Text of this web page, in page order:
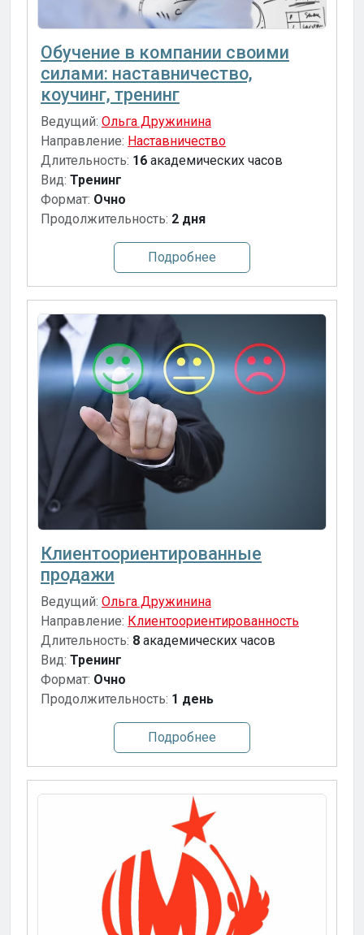
Обучение в компании своими
силами: наставничество,
коучинг, тренинг
Ведущий: Ольга Дружинина
Направление: Наставничество
Длительность: 16 академических часов
Вид: Тренинг
Формат: Очно
Продолжительность: 2 дня
Подробнее
Клиентоориентированные
продажи
Ведущий: Ольга Дружинина
Направление: Клиентоориентированность
Длительность: 8 академических часов
Вид: Тренинг
Формат: Очно
Продолжительность: 1 день
Подробнее